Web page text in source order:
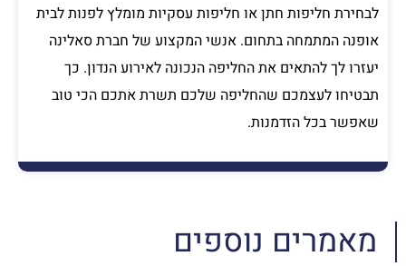
לבחירת חליפות חתן או חליפות עסקיות מומלץ לפנות לבית
אופנה המתמחה בתחום. אנשי המקצוע של חברת סאלינה
יעזרו לך להתאים את החליפה הנכונה לאירוע הנדון. כך
תבטיחו לעצמכם שהחליפה שלכם תשרת אתכם הכי טוב
שאפשר בכל הזדמנות.
מאמרים נוספים